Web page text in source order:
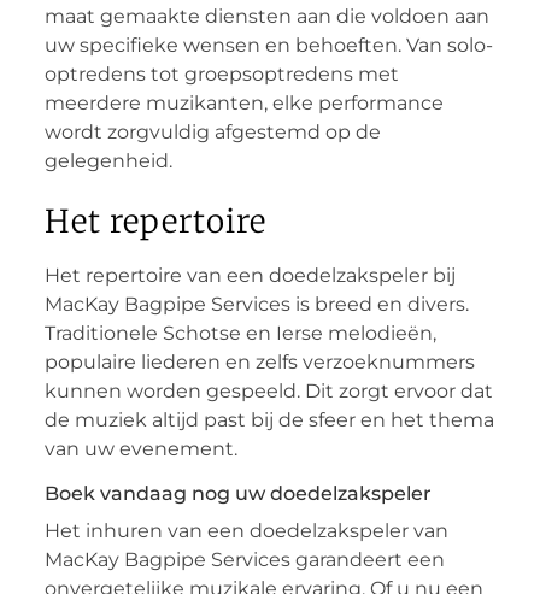
maat gemaakte diensten aan die voldoen aan
uw specifieke wensen en behoeften. Van solo-
optredens tot groepsoptredens met
meerdere muzikanten, elke performance
wordt zorgvuldig afgestemd op de
gelegenheid.
Het repertoire
Het repertoire van een doedelzakspeler bij
MacKay Bagpipe Services is breed en divers.
Traditionele Schotse en Ierse melodieën,
populaire liederen en zelfs verzoeknummers
kunnen worden gespeeld. Dit zorgt ervoor dat
de muziek altijd past bij de sfeer en het thema
van uw evenement.
Boek vandaag nog uw doedelzakspeler
Het inhuren van een doedelzakspeler van
MacKay Bagpipe Services garandeert een
onvergetelijke muzikale ervaring. Of u nu een